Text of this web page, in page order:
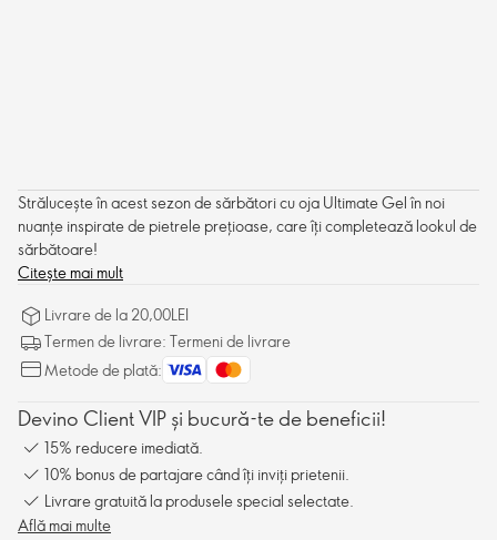
Strălucește în acest sezon de sărbători cu oja Ultimate Gel în noi
nuanțe inspirate de pietrele prețioase, care îți completează lookul de
sărbătoare!
Citește mai mult
Livrare de la 20,00LEI
Termen de livrare: Termeni de livrare
Metode de plată:
Devino Client VIP și bucură-te de beneficii!
15% reducere imediată.
10% bonus de partajare când îți inviți prietenii.
Livrare gratuită la produsele special selectate.
Află mai multe